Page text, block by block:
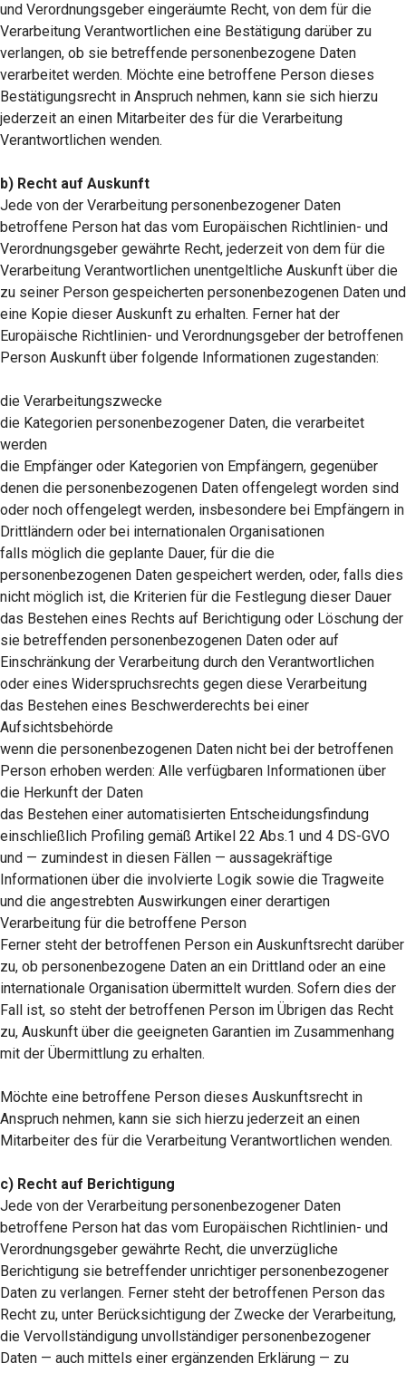
und Verordnungsgeber eingeräumte Recht, von dem für die
Verarbeitung Verantwortlichen eine Bestätigung darüber zu
verlangen, ob sie betreffende personenbezogene Daten
verarbeitet werden. Möchte eine betroffene Person dieses
Bestätigungsrecht in Anspruch nehmen, kann sie sich hierzu
jederzeit an einen Mitarbeiter des für die Verarbeitung
Verantwortlichen wenden.
b) Recht auf Auskunft
Jede von der Verarbeitung personenbezogener Daten
betroffene Person hat das vom Europäischen Richtlinien- und
Verordnungsgeber gewährte Recht, jederzeit von dem für die
Verarbeitung Verantwortlichen unentgeltliche Auskunft über die
zu seiner Person gespeicherten personenbezogenen Daten und
eine Kopie dieser Auskunft zu erhalten. Ferner hat der
Europäische Richtlinien- und Verordnungsgeber der betroffenen
Person Auskunft über folgende Informationen zugestanden:
die Verarbeitungszwecke
die Kategorien personenbezogener Daten, die verarbeitet
werden
die Empfänger oder Kategorien von Empfängern, gegenüber
denen die personenbezogenen Daten offengelegt worden sind
oder noch offengelegt werden, insbesondere bei Empfängern in
Drittländern oder bei internationalen Organisationen
falls möglich die geplante Dauer, für die die
personenbezogenen Daten gespeichert werden, oder, falls dies
nicht möglich ist, die Kriterien für die Festlegung dieser Dauer
das Bestehen eines Rechts auf Berichtigung oder Löschung der
sie betreffenden personenbezogenen Daten oder auf
Einschränkung der Verarbeitung durch den Verantwortlichen
oder eines Widerspruchsrechts gegen diese Verarbeitung
das Bestehen eines Beschwerderechts bei einer
Aufsichtsbehörde
wenn die personenbezogenen Daten nicht bei der betroffenen
Person erhoben werden: Alle verfügbaren Informationen über
die Herkunft der Daten
das Bestehen einer automatisierten Entscheidungsfindung
einschließlich Profiling gemäß Artikel 22 Abs.1 und 4 DS-GVO
und — zumindest in diesen Fällen — aussagekräftige
Informationen über die involvierte Logik sowie die Tragweite
und die angestrebten Auswirkungen einer derartigen
Verarbeitung für die betroffene Person
Ferner steht der betroffenen Person ein Auskunftsrecht darüber
zu, ob personenbezogene Daten an ein Drittland oder an eine
internationale Organisation übermittelt wurden. Sofern dies der
Fall ist, so steht der betroffenen Person im Übrigen das Recht
zu, Auskunft über die geeigneten Garantien im Zusammenhang
mit der Übermittlung zu erhalten.
Möchte eine betroffene Person dieses Auskunftsrecht in
Anspruch nehmen, kann sie sich hierzu jederzeit an einen
Mitarbeiter des für die Verarbeitung Verantwortlichen wenden.
c) Recht auf Berichtigung
Jede von der Verarbeitung personenbezogener Daten
betroffene Person hat das vom Europäischen Richtlinien- und
Verordnungsgeber gewährte Recht, die unverzügliche
Berichtigung sie betreffender unrichtiger personenbezogener
Daten zu verlangen. Ferner steht der betroffenen Person das
Recht zu, unter Berücksichtigung der Zwecke der Verarbeitung,
die Vervollständigung unvollständiger personenbezogener
Daten — auch mittels einer ergänzenden Erklärung — zu